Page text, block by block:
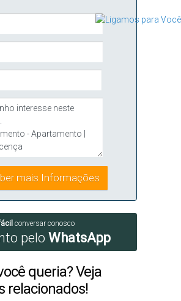
conversar conosco
pelo WhatsApp
queria? Veja
relacionados!